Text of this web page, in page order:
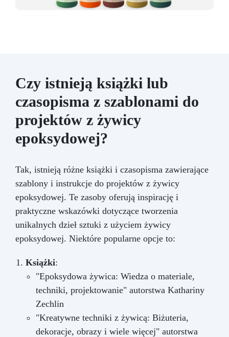
Czy istnieją książki lub
czasopisma z szablonami do
projektów z żywicy
epoksydowej?
Tak, istnieją różne książki i czasopisma zawierające
szablony i instrukcje do projektów z żywicy
epoksydowej. Te zasoby oferują inspirację i
praktyczne wskazówki dotyczące tworzenia
unikalnych dzieł sztuki z użyciem żywicy
epoksydowej. Niektóre popularne opcje to:
Książki:
"Epoksydowa żywica: Wiedza o materiale,
techniki, projektowanie" autorstwa Kathariny
Zechlin
"Kreatywne techniki z żywicą: Biżuteria,
dekoracje, obrazy i wiele więcej" autorstwa